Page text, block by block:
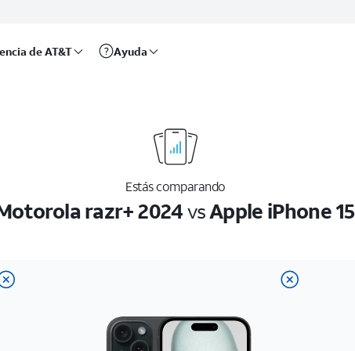
de AT&T Ayuda
Estás comparando
razr+ 2024vsApple iPhone 15